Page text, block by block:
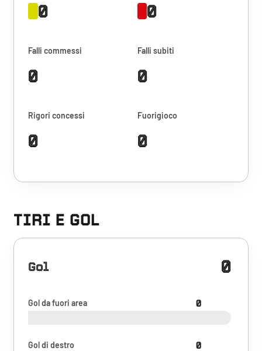
0 0
Falli commessi
0
Falli subiti
0
Rigori concessi
0
Fuorigioco
0
TIRI E GOL
Gol 0
Gol da fuori area 0
Gol di destro 0